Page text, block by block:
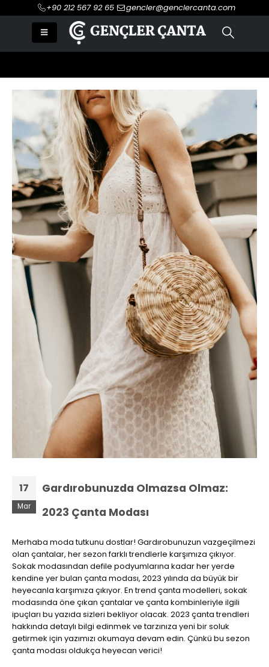
+90 212 567 92 65 gencler@genclercanta.com
17
Mar
Gardırobunuzda Olmazsa Olmaz:
2023 Çanta Modası
Merhaba moda tutkunu dostlar! Gardırobunuzun vazgeçilmezi
olan çantalar, her sezon farklı trendlerle karşımıza çıkıyor.
Sokak modasından defile podyumlarına kadar her yerde
kendine yer bulan çanta modası, 2023 yılında da büyük bir
heyecanla karşımıza çıkıyor. En trend çanta modelleri, sokak
modasında öne çıkan çantalar ve çanta kombinleriyle ilgili
ipuçları bu yazıda sizleri bekliyor olacak. 2023 çanta trendleri
hakkında detaylı bilgi edinmek ve tarzınıza yeni bir soluk
getirmek için yazımızı okumaya devam edin. Çünkü bu sezon
çanta modası oldukça heyecan verici!